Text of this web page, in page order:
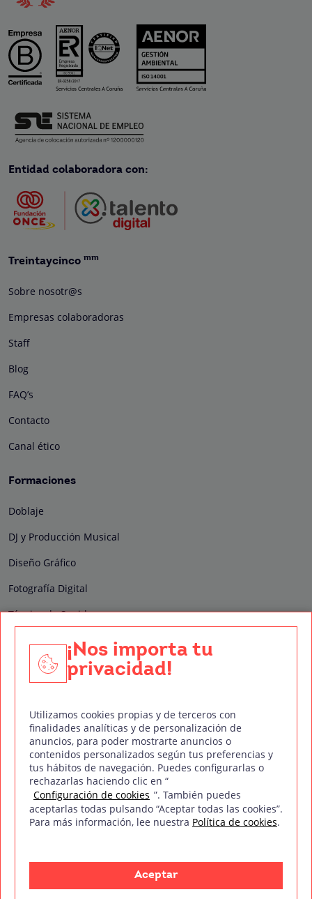
Entidad colaboradora con:
Treintaycinco mm
Sobre nosotr@s
Empresas colaboradoras
Staff
Blog
FAQ’s
Contacto
Canal ético
Formaciones
Doblaje
DJ y Producción Musical
Diseño Gráfico
Fotografía Digital
Técnico de Sonido
Edición y Postproducción de Vídeo
Nuestros sellos de calidad
Síguenos en Redes Sociales
mm 2026
Política de privacidad Política de cookies
Aviso legal
¡Nos importa tu
privacidad!
Utilizamos cookies propias y de terceros con
finalidades analíticas y de personalización de
anuncios, para poder mostrarte anuncios o
contenidos personalizados según tus preferencias y
tus hábitos de navegación. Puedes configurarlas o
rechazarlas haciendo clic en “
Configuración de cookies ”. También puedes
aceptarlas todas pulsando “Aceptar todas las cookies”.
Para más información, lee nuestra Política de cookies.
Aceptar